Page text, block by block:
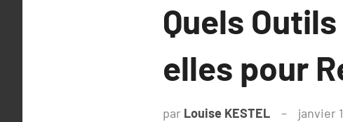
Quels
elles pour
par Louise KESTEL janvier